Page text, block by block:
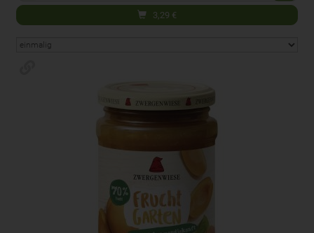
3,29 €